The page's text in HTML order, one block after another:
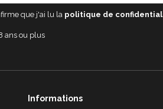
que j'ai lu la politique de
ans ou plus
Informations